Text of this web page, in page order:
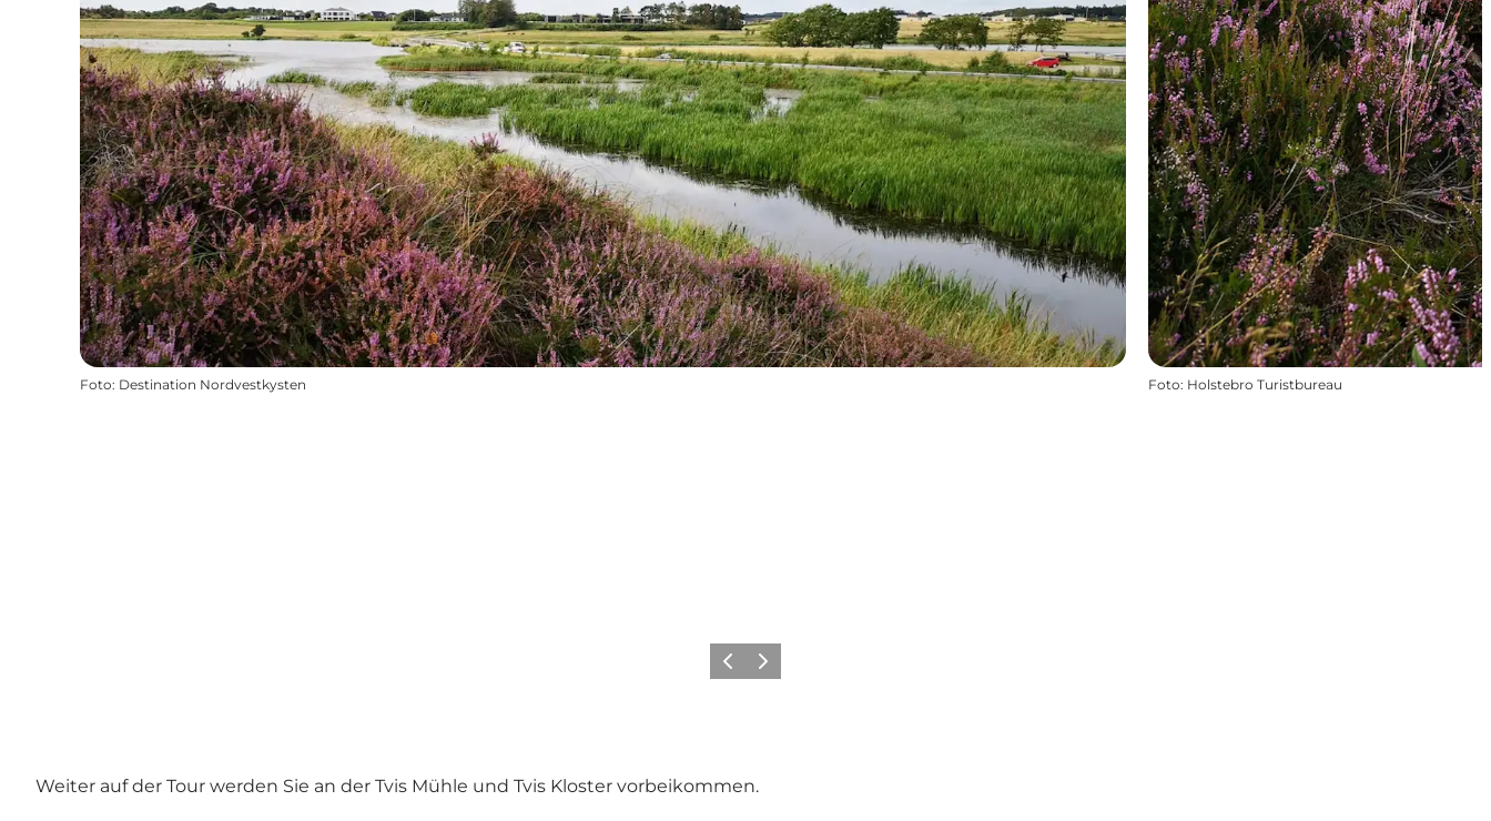
Foto: Destination Nordvestkysten Foto: Holstebro Turistbureau
ZurückWeiter
Weiter auf der Tour werden Sie an der Tvis Mühle und Tvis Kloster vorbeikommen.